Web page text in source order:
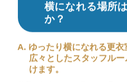
横になれる場所
か？
A. ゆったり横になれる更衣
広々としたスタッフル
けます。